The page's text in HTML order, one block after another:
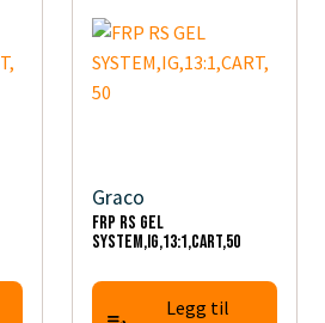
Graco
FRP RS GEL
SYSTEM,IG,13:1,CART,50
Legg til